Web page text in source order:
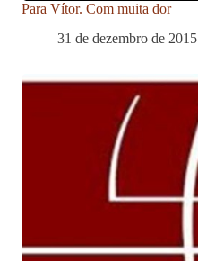
Para Vítor. Com muita dor
31 de dezembro de 2015